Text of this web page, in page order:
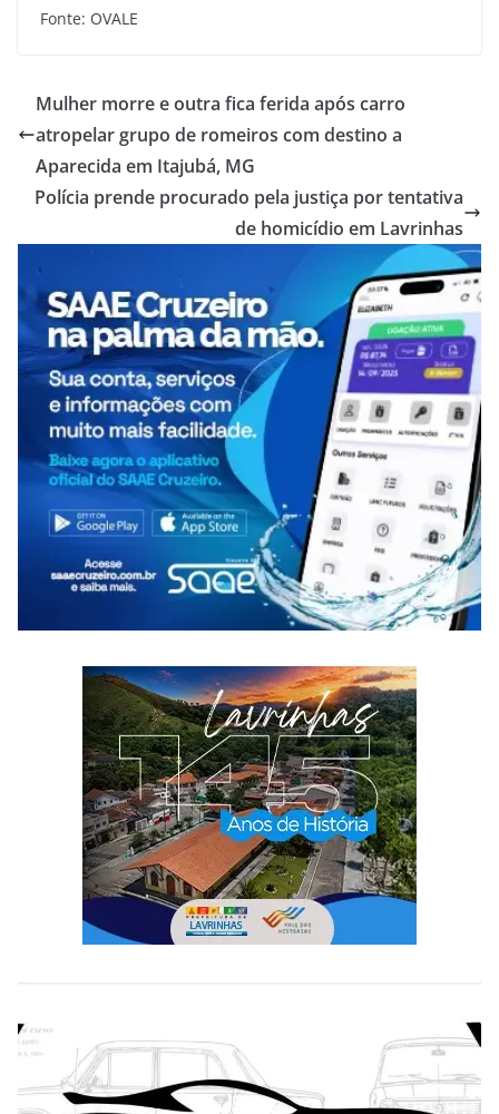
Fonte: OVALE
Mulher morre e outra fica ferida após carro
atropelar grupo de romeiros com destino a
Aparecida em Itajubá, MG
Polícia prende procurado pela justiça por tentativa
de homicídio em Lavrinhas